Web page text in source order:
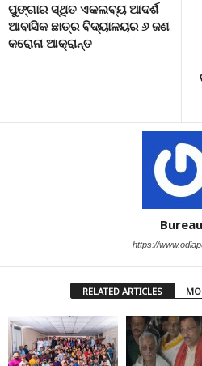
ପୁଙ୍ଗାର ସ୍ଥିତ ଏକଲବ୍ୟ ଆଦର୍ଶ
ଆବାସିକ ଛାତ୍ର ବିଦ୍ୟାଳୟର ୬ ଜଣ
କରୋନା ଆକ୍ରାନ୍ତ
Bureau
https://
RELATED ARTICLES